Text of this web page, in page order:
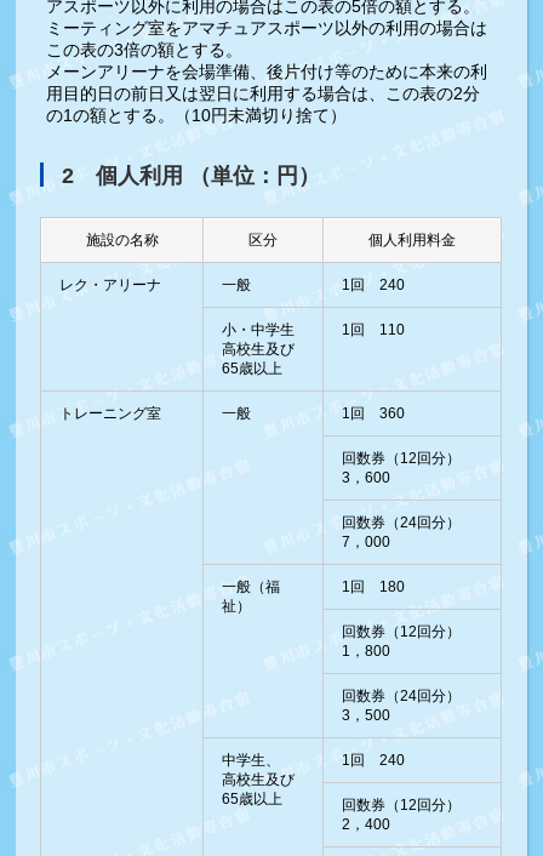
アスポーツ以外に利用の場合はこの表の5倍の額とする。
ミーティング室をアマチュアスポーツ以外の利用の場合は
この表の3倍の額とする。
メーンアリーナを会場準備、後片付け等のために本来の利
用目的日の前日又は翌日に利用する場合は、この表の2分
の1の額とする。（10円未満切り捨て）
2 個人利用 （単位：円）
施設の名称 区分 個人利用料金
レク・アリーナ 一般 1回 240
小・中学生
高校生及び
65歳以上
1回 110
トレーニング室 一般 1回 360
回数券（12回分）
3，600
回数券（24回分）
7，000
一般（福
祉）
1回 180
回数券（12回分）
1，800
回数券（24回分）
3，500
中学生、
高校生及び
65歳以上
1回 240
回数券（12回分）
2，400